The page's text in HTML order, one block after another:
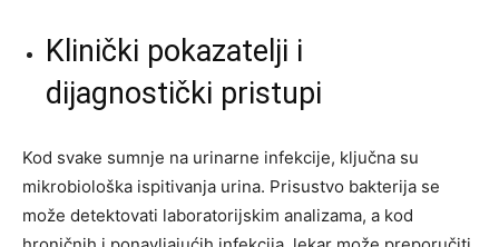
Klinički pokazatelji i
dijagnostički pristupi
Kod svake sumnje na urinarne infekcije, ključna su
mikrobiološka ispitivanja urina. Prisustvo bakterija se
može detektovati laboratorijskim analizama, a kod